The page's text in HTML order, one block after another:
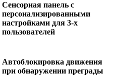
Сенcорная панель с
персонализированными
настройками для 3-x
пользователей
Автоблокировка движения
при обнаружении преграды